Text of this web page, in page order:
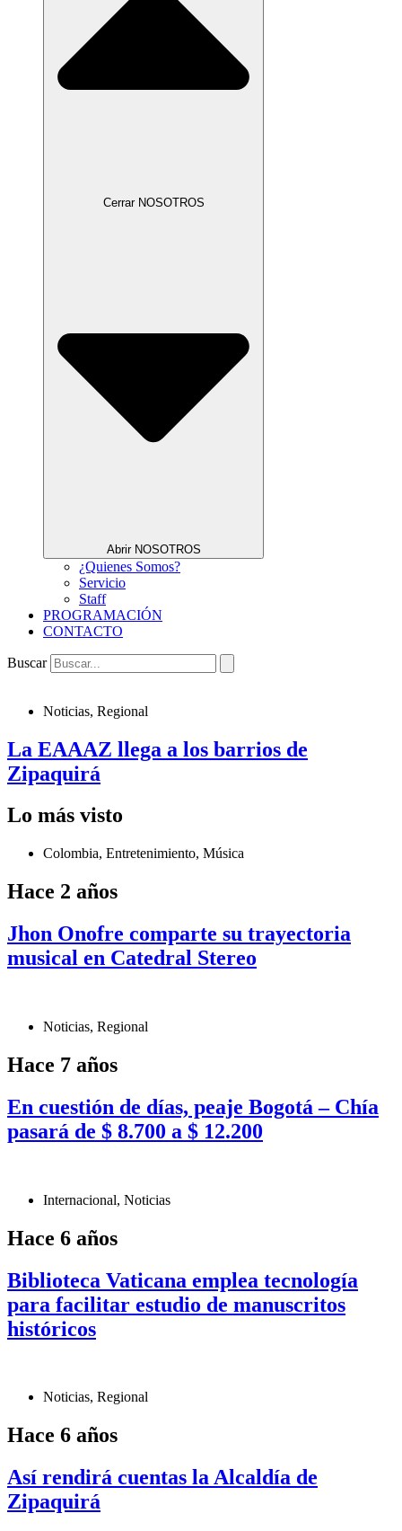
Cerrar NOSOTROS
Abrir NOSOTROS
¿Quienes Somos?
Servicio
Staff
PROGRAMACIÓN
CONTACTO
Buscar
Noticias, Regional
La EAAAZ llega a los barrios de
Zipaquirá
Lo más visto
Colombia, Entretenimiento, Música
Hace 2 años
Jhon Onofre comparte su trayectoria
musical en Catedral Stereo
Noticias, Regional
Hace 7 años
En cuestión de días, peaje Bogotá – Chía
pasará de $ 8.700 a $ 12.200
Internacional, Noticias
Hace 6 años
Biblioteca Vaticana emplea tecnología
para facilitar estudio de manuscritos
históricos
Noticias, Regional
Hace 6 años
Así rendirá cuentas la Alcaldía de
Zipaquirá